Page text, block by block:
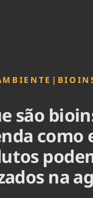
|
são
como
na